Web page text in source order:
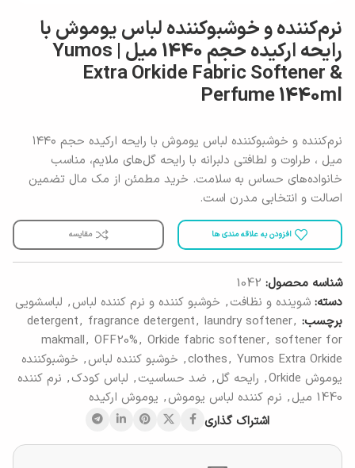
نرم‌کننده و خوشبوکننده لباس یوموش با
رایحه ارکیده حجم 1440 میل | Yumos
Extra Orkide Fabric Softener &
Perfume 1440ml
نرم‌کننده و خوشبوکننده لباس یوموش با رایحه ارکیده حجم ۱۴۴۰
میل ، طراوت و لطافتی دلبرانه با رایحه گل‌های ملایم، مناسب
خانواده‌های حساس به سلامت. خرید مطمئن از مک مال تضمین
اصالت و انتخابی مدرن است.
افزودن به علاقه مندی ها مقایسه
شناسه محصول: 1042
دسته: شوینده و نظافت, خوشبو کننده و نرم کننده لباس, لباسشویی
برچسب:
detergent, fragrance detergent, laundry softener,
makmall, OFF20%, Orkide fabric softener, softener for
clothes, Yumos Extra Orkide
, خوشبو کننده لباس, خوشبوکننده
یوموش Orkide
, رایحه گل, ضد حساسیت, لباس کودک, نرم کننده
1440 میل
, نرم کننده لباس یوموش, یوموش ارکیده
اشتراک گذاری